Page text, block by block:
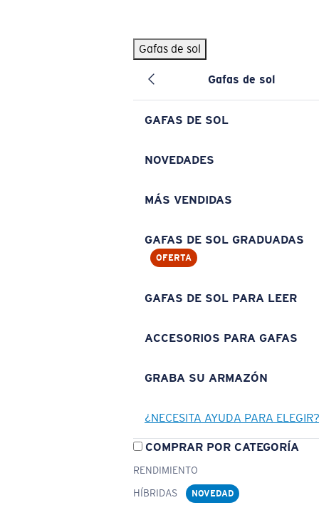
Gafas de sol
Gafas de sol
GAFAS DE SOL
NOVEDADES
MÁS VENDIDAS
GAFAS DE SOL GRADUADAS
OFERTA
GAFAS DE SOL PARA LEER
ACCESORIOS PARA GAFAS
GRABA SU ARMAZÓN
¿NECESITA AYUDA PARA ELEGIR?
COMPRAR POR CATEGORÍA
RENDIMIENTO
HÍBRIDAS
NOVEDAD
BÚSQUEDAS POPULARES
Pilothouse PRO Limited Edition Pack Exclusivo
Gafas de sol personalizadas
Los más vendidos de gafas de sol